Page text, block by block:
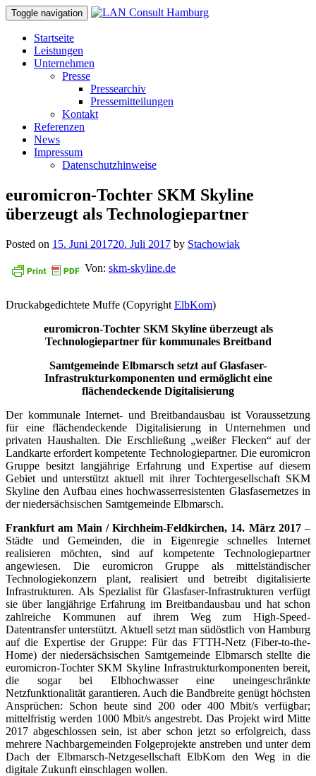
Toggle navigation
Startseite
Leistungen
Unternehmen
Presse
Pressearchiv
Pressemitteilungen
Kontakt
Referenzen
News
Impressum
Datenschutzhinweise
euromicron-Tochter SKM Skyline
überzeugt als Technologiepartner
Posted on 15. Juni 201720. Juli 2017 by Stachowiak
Von: skm-skyline.de
Druckabgedichtete Muffe (Copyright ElbKom)
euromicron-Tochter SKM Skyline überzeugt als
Technologiepartner für kommunales Breitband
Samtgemeinde Elbmarsch setzt auf Glasfaser-
Infrastrukturkomponenten und ermöglicht eine
flächendeckende Digitalisierung
Der kommunale Internet- und Breitbandausbau ist Voraussetzung
für eine flächendeckende Digitalisierung in Unternehmen und
privaten Haushalten. Die Erschließung „weißer Flecken“ auf der
Landkarte erfordert kompetente Technologiepartner. Die euromicron
Gruppe besitzt langjährige Erfahrung und Expertise auf diesem
Gebiet und unterstützt aktuell mit ihrer Tochtergesellschaft SKM
Skyline den Aufbau eines hochwasserresistenten Glasfasernetzes in
der niedersächsischen Samtgemeinde Elbmarsch.
Frankfurt am Main / Kirchheim-Feldkirchen, 14. März 2017–
Städte und Gemeinden, die in Eigenregie schnelles Internet
realisieren möchten, sind auf kompetente Technologiepartner
angewiesen. Die euromicron Gruppe als mittelständischer
Technologiekonzern plant, realisiert und betreibt digitalisierte
Infrastrukturen. Als Spezialist für Glasfaser-Infrastrukturen verfügt
sie über langjährige Erfahrung im Breitbandausbau und hat schon
zahlreiche Kommunen auf ihrem Weg zum High-Speed-
Datentransfer unterstützt. Aktuell setzt man südöstlich von Hamburg
auf die Expertise der Gruppe: Für das FTTH-Netz (Fiber-to-the-
Home) der niedersächsischen Samtgemeinde Elbmarsch stellte die
euromicron-Tochter SKM Skyline Infrastrukturkomponenten bereit,
die sogar bei Elbhochwasser eine uneingeschränkte
Netzfunktionalität garantieren. Auch die Bandbreite genügt höchsten
Ansprüchen: Schon heute sind 200 oder 400 Mbit/s verfügbar;
mittelfristig werden 1000 Mbit/s angestrebt. Das Projekt wird Mitte
2017 abgeschlossen sein, ist aber schon jetzt so erfolgreich, dass
mehrere Nachbargemeinden Folgeprojekte anstreben und unter dem
Dach der Elbmarsch-Netzgesellschaft ElbKom den Weg in die
digitale Zukunft einschlagen wollen.